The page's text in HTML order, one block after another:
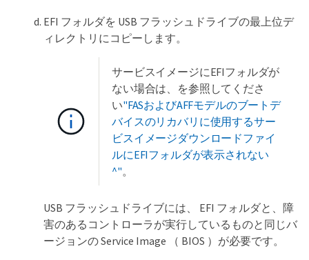
EFI フォルダを USB フラッシュドライブの最上位デ
ィレクトリにコピーします。
サービスイメージにEFIフォルダが
ない場合は、を参照してくださ
い"FASおよびAFFモデルのブートデ
バイスのリカバリに使用するサー
ビスイメージダウンロードファイ
ルにEFIフォルダが表示されない
^"。
USB フラッシュドライブには、 EFI フォルダと、障
害のあるコントローラが実行しているものと同じバ
ージョンの Service Image （ BIOS ）が必要です。